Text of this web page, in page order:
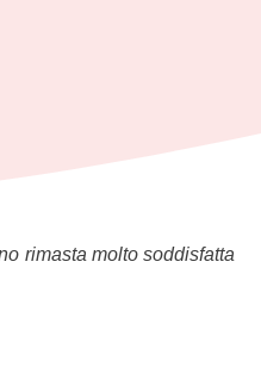
rimasta molto soddisfatta